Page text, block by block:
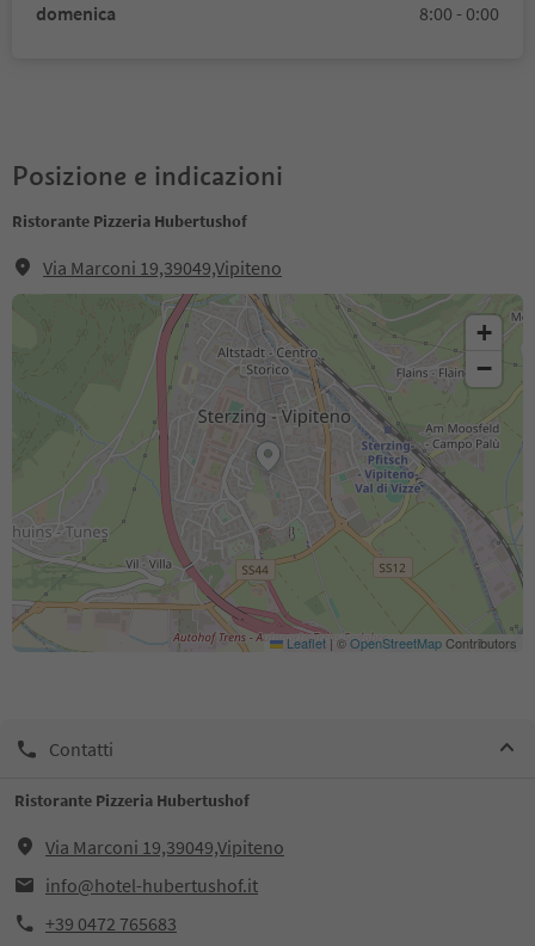
domenica
8:00 - 0:00
Posizione e indicazioni
Ristorante Pizzeria Hubertushof
Via Marconi 19,39049,Vipiteno
+
−
Leaflet | ©OpenStreetMapContributors
Contatti
Ristorante Pizzeria Hubertushof
Via Marconi 19,39049,Vipiteno
info@hotel-hubertushof.it
+39 0472 765683